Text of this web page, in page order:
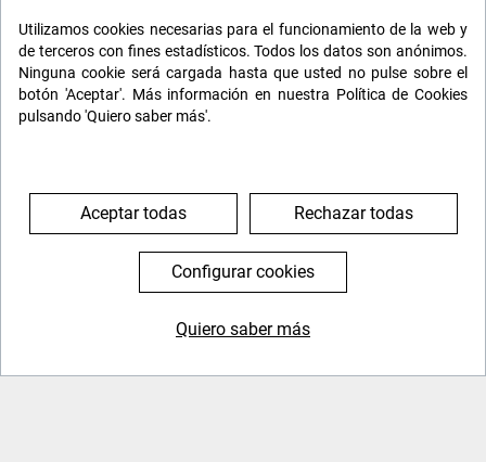
Descubrimos a vista de pájaro, un laberinto verde
y azul de islas, lagunas y canales en un
espectacular vuelo en avioneta sobre el delta
hasta llegar a Moremi.
saldremos en vehículos 4x4 abiertos con nuestros
guías de safari para explorar una de las reservas
más escénicas de África.
Atravesamos extensas zonas de marismas,
bosques de mopane y acacias, un excepcional
baños compartidos.
Utilizamos cookies necesarias para el funcionamiento de la web y
de terceros con fines estadísticos. Todos los datos son anónimos.
Ninguna cookie será cargada hasta que usted no pulse sobre el
botón 'Aceptar'. Más información en nuestra Política de Cookies
pulsando 'Quiero saber más'.
Aceptar todas Rechazar todas
Configurar cookies
Quiero saber más